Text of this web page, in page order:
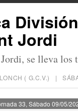
Jordi
se lleva los
( G.C.V.) |
33, Sábado 09/05/